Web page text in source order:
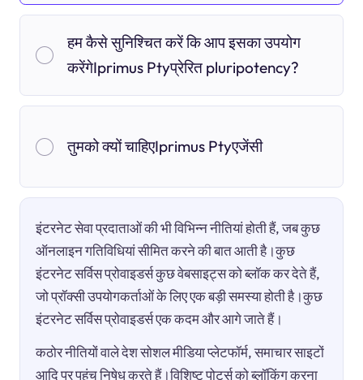
हम कैसे सुनिश्चित करें कि आप इसका उपयोग
करेंगेIprimus Ptyप्रेरित pluripotency?
तुमको क्यों चाहिएIprimus Ptyएजेंसी
इंटरनेट सेवा प्रदाताओं की भी विभिन्न नीतियां होती हैं, जब कुछ
ऑनलाइन गतिविधियां सीमित करने की बात आती है।कुछ
इंटरनेट सर्विस प्रोवाइडर्स कुछ वेबसाइट्स को ब्लॉक कर देते हैं,
जो प्रॉक्सी उपयोगकर्ताओं के लिए एक बड़ी समस्या होती है।कुछ
इंटरनेट सर्विस प्रोवाइडर्स एक कदम और आगे जाते हैं।
कठोर नीतियों वाले देश सोशल मीडिया प्लेटफॉर्म, समाचार साइटों
आदि पर पहुंच निषेध करते हैं।विशिष्ट पोर्ट्स को ब्लॉकिंग करना